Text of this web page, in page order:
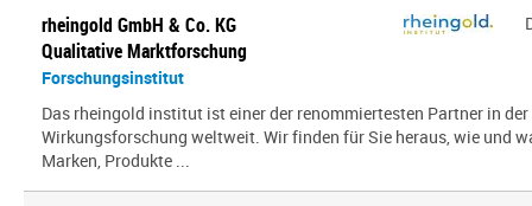
rheingold GmbH & Co. KG
Qualitative Marktforschung
Forschungsinstitut
Das rheingold institut ist einer der renommiertesten Partner in
Wirkungsforschung weltweit. Wir finden für Sie heraus, wie und
Marken, Produkte ...